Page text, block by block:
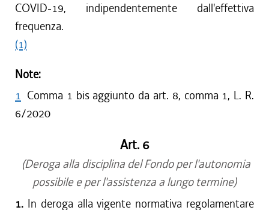
COVID-19, indipendentemente dall'effettiva
frequenza.
(1)
Note:
1 Comma 1 bis aggiunto da art. 8, comma 1, L. R.
6/2020
Art. 6
(Deroga alla disciplina del Fondo per l'autonomia
possibile e per l'assistenza a lungo termine)
1. In deroga alla vigente normativa regolamentare